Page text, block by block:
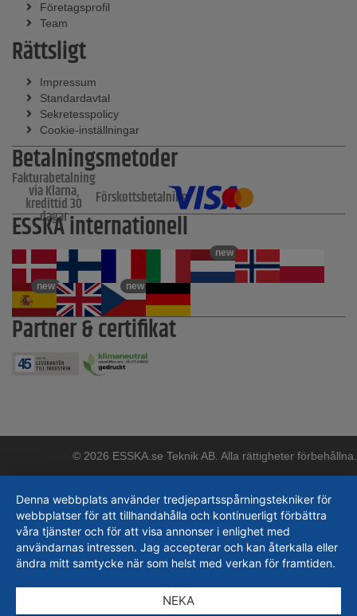
Företagsprofil
Team
Rättsligt
Impressum
Standardavtal
Sekretesspolicy
Cookie-inställningar
Betalningsmetoder
Fakturabetalning
via Klarna,
kredittid 30
dagar
Förskottsbetalning
ESSKA internationell
new
new new
Partner & certifikat
© 2026 ESSKA.se Teknik AB. Alla rättigheter förbehållna.
Denna webbplats använder tredjepartsspårningstekniker för
webbplatser för att tillhandahålla och kontinuerligt förbättra
våra tjänster och för att visa annonser i enlighet med
användarnas intressen. Jag accepterar och kan återkalla eller
ändra mitt samtycke när som helst med verkan för framtiden.
NEKA